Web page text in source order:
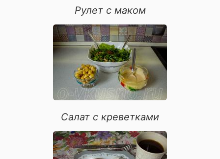
Рулет с маком
Салат с креветками